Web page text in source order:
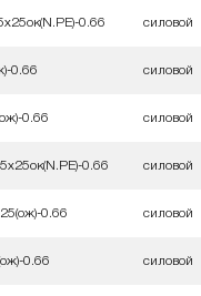
0.66 силовой
0.66 силовой
0.66 силовой
0.66 силовой
0.66 силовой
0.66 силовой